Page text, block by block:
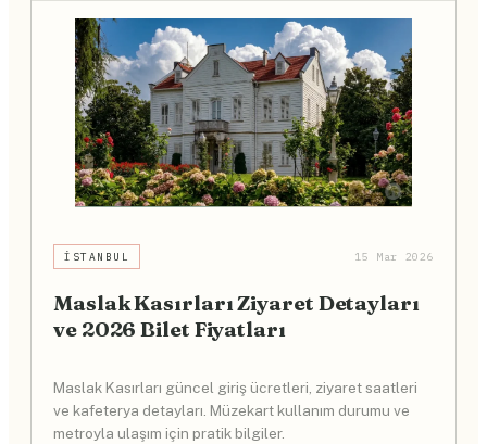
İSTANBUL 15 Mar 2026
Maslak Kasırları Ziyaret Detayları
ve 2026 Bilet Fiyatları
Maslak Kasırları güncel giriş ücretleri, ziyaret saatleri
ve kafeterya detayları. Müzekart kullanım durumu ve
metroyla ulaşım için pratik bilgiler.